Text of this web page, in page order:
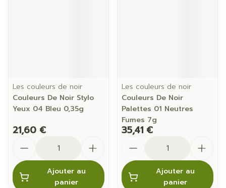
Les couleurs de noir
Couleurs De Noir Stylo
Yeux 04 Bleu 0,35g
21,60 €
Ajouter au
panier
Les couleurs de noir
Couleurs De Noir
Palettes 01 Neutres
Fumes 7g
35,41 €
Ajouter au
panier